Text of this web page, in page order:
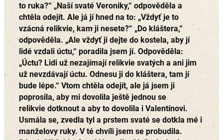
to ruka?“ „Naší svaté Veroniky,“ odpověděla a
chtěla odejít. Ale já jí hned na to: „Vždyť je to
vzácná relikvie, kam ji nesete?“ „Do kláštera,“
odpověděla. „Ale vždyť ji dejte do kostela, aby jí
lidé vzdali úctu,“ poradila jsem jí. Odpověděla:
„Úctu? Lidi už nezajímají relikvie svatých a ani jim
už nevzdávají úctu. Odnesu ji do kláštera, tam jí
bude lépe.“ Vtom chtěla odejít, ale já jsem ji
poprosila, aby mi dovolila ještě jednou se
relikvie dotknout a aby to dovolila i Valentínovi.
Usmála se, zvedla tyl a prstem svaté se dotkla mé i
manželovy ruky. V té chvíli jsem se probudila.